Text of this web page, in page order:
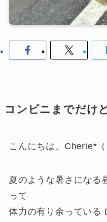
コンビニまでだけ
こんにちは、Cherie*（
夏のような暑さになる
って
体力の有り余っている